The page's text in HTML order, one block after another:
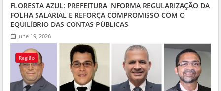
FLORESTA AZUL: PREFEITURA INFORMA REGULARIZAÇÃO DA
FOLHA SALARIAL E REFORÇA COMPROMISSO COM O
EQUILÍBRIO DAS CONTAS PÚBLICAS
June 19, 2026
Região